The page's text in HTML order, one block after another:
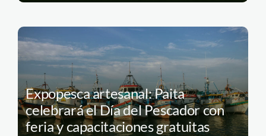
Expopesca artesanal: Paita
celebrará el Día del Pescador con
feria y capacitaciones gratuitas